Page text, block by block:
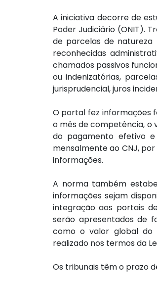
A iniciativa decorre de
Poder Judiciário (ONIT).
de parcelas de natureza
reconhecidas
chamados passivos
ou indenizatórias,
jurisprudencial, juros
O portal fez informações
o mês de competência, o
do pagamento efetivo e
mensalmente ao CNJ,
informações.
A norma também
informações sejam
integração aos portais
serão apresentados de
como o valor global do
realizado nos termos da
Os tribunais têm o prazo